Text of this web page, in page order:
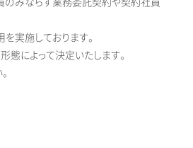
実施しております。
によって決定いたします。